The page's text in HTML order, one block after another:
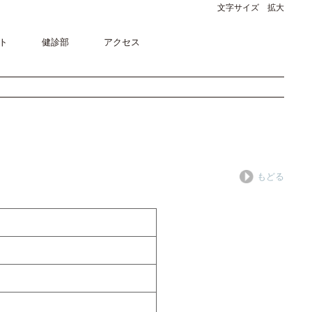
健診部 アクセス
文字サイズ 拡大
もどる